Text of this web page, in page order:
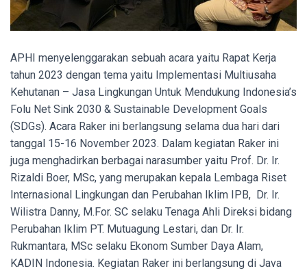
APHI menyelenggarakan sebuah acara yaitu Rapat Kerja
tahun 2023 dengan tema yaitu Implementasi Multiusaha
Kehutanan – Jasa Lingkungan Untuk Mendukung Indonesia’s
Folu Net Sink 2030 & Sustainable Development Goals
(SDGs). Acara Raker ini berlangsung selama dua hari dari
tanggal 15-16 November 2023. Dalam kegiatan Raker ini
juga menghadirkan berbagai narasumber yaitu Prof. Dr. Ir.
Rizaldi Boer, MSc, yang merupakan kepala Lembaga Riset
Internasional Lingkungan dan Perubahan Iklim IPB, Dr. Ir.
Wilistra Danny, M.For. SC selaku Tenaga Ahli Direksi bidang
Perubahan Iklim PT. Mutuagung Lestari, dan Dr. Ir.
Rukmantara, MSc selaku Ekonom Sumber Daya Alam,
KADIN Indonesia. Kegiatan Raker ini berlangsung di Java